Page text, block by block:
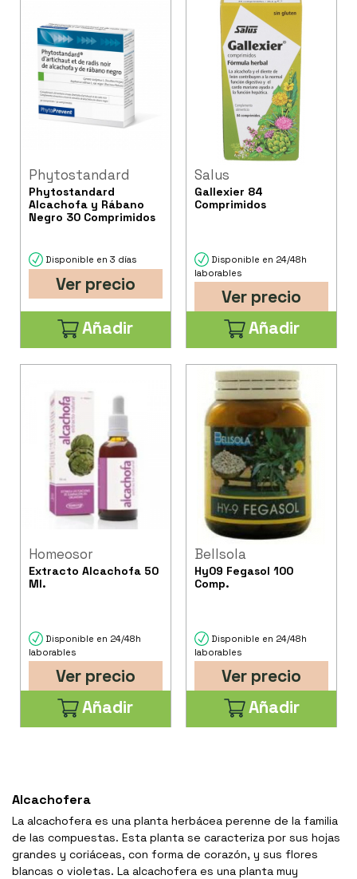
Phytostandard
Phytostandard
Alcachofa y Rábano
Negro 30 Comprimidos
Disponible en 3 días
Ver precio
Añadir
Salus
Gallexier 84
Comprimidos
Disponible en 24/48h
laborables
Ver precio
Añadir
Homeosor
Extracto Alcachofa 50
Ml.
Disponible en 24/48h
laborables
Ver precio
Añadir
Bellsola
Hy09 Fegasol 100
Comp.
Disponible en 24/48h
laborables
Ver precio
Añadir
Alcachofera
La alcachofera es una planta herbácea perenne de la familia
de las compuestas. Esta planta se caracteriza por sus hojas
grandes y coriáceas, con forma de corazón, y sus flores
blancas o violetas. La alcachofera es una planta muy